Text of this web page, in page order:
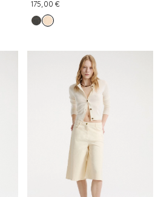
175,00 €